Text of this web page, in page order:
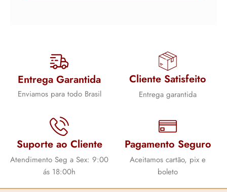
Entrega Garantida
Enviamos para todo Brasil
Cliente Satisfeito
Entrega garantida
Suporte ao Cliente
Atendimento Seg a Sex: 9:00
ás 18:00h
Pagamento Seguro
Aceitamos cartão, pix e
boleto